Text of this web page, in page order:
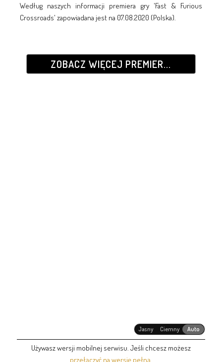
Według naszych informacji premiera gry 'Fast & Furious
Crossroads' zapowiadana jest na 07.08.2020 (Polska).
ZOBACZ WIĘCEJ PREMIER...
Jasny Ciemny Auto
Używasz wersji mobilnej serwisu. Jeśli chcesz możesz
przełączyć na wersję pełną